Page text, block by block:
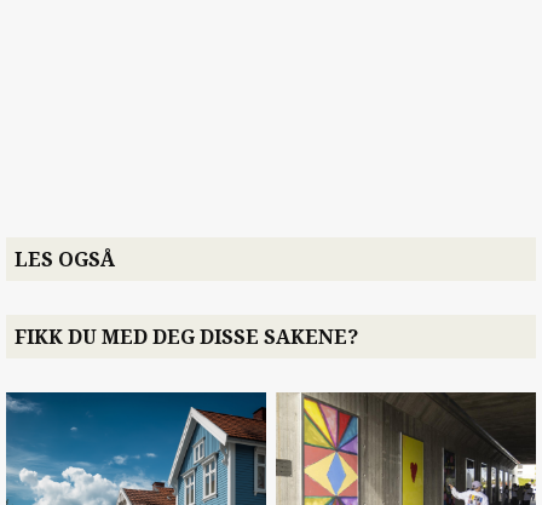
LES OGSÅ
FIKK DU MED DEG DISSE SAKENE?